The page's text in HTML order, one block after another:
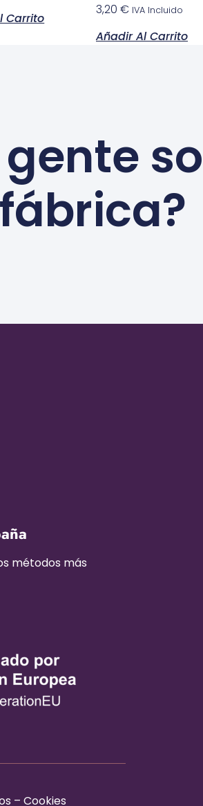
Carrito
3,20 € IVA Incluido
Añadir Al Carrito
fábrica?
métodos más
– Cookies